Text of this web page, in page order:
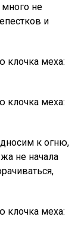
много не
и
к огню,
не начала